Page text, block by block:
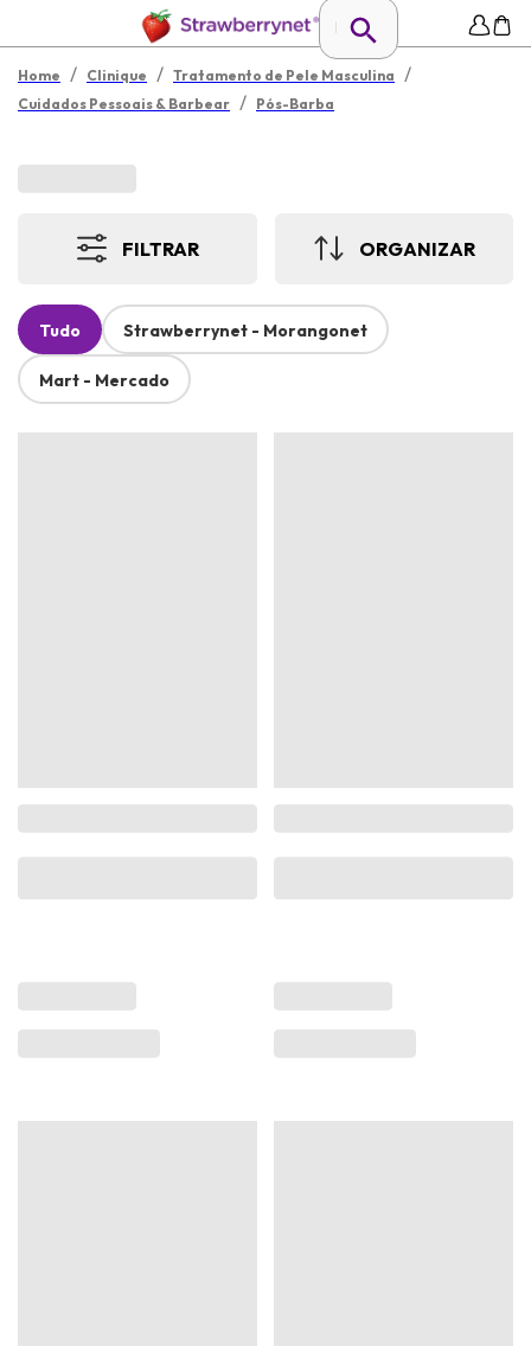
Home / Clinique / Tratamento de Pele Masculina /
Cuidados Pessoais & Barbear / Pós-Barba
FILTRAR ORGANIZAR
Tudo Strawberrynet - Morangonet
Mart - Mercado